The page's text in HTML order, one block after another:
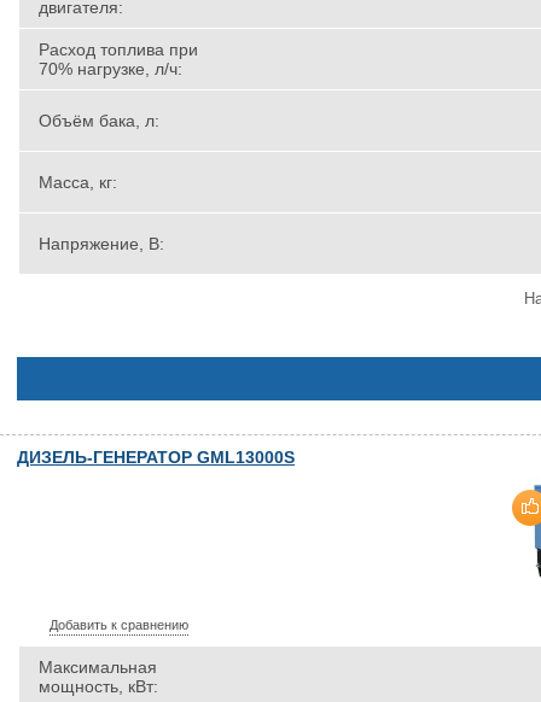
двигателя:
Расход топлива при
70% нагрузке, л/ч:
Объём бака, л:
Масса, кг:
Напряжение, В:
ДИЗЕЛЬ-ГЕНЕРАТОР GML13000S
Добавить к сравнению
Максимальная
мощность, кВт: